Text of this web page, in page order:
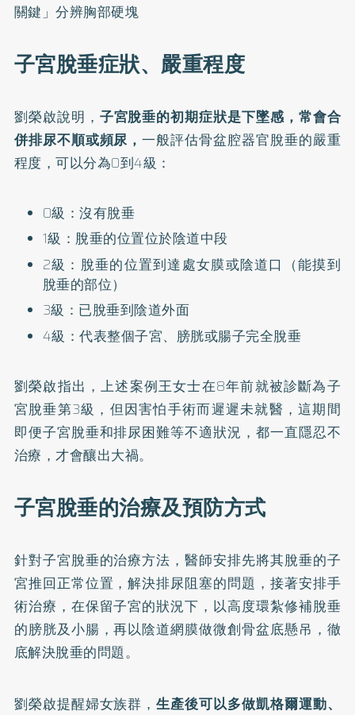
關鍵」分辨胸部硬塊
子宮脫垂症狀、嚴重程度
劉榮啟說明， 子宮脫垂的初期症狀是下墜感，常會合
併排尿不順或頻尿，一般評估骨盆腔器官脫垂的嚴重
程度，可以分為0到4級：
0級：沒有脫垂
1級：脫垂的位置位於陰道中段
2級：脫垂的位置到達處女膜或陰道口（能摸到
脫垂的部位）
3級：已脫垂到陰道外面
4級：代表整個子宮、膀胱或腸子完全脫垂
劉榮啟指出，上述案例王女士在8年前就被診斷為子
宮脫垂第3級，但因害怕手術而遲遲未就醫，這期間
即便子宮脫垂和排尿困難等不適狀況，都一直隱忍不
治療，才會釀出大禍。
子宮脫垂的治療及預防方式
針對子宮脫垂的治療方法，醫師安排先將其脫垂的子
宮推回正常位置，解決排尿阻塞的問題，接著安排手
術治療，在保留子宮的狀況下，以高度環紮修補脫垂
的膀胱及小腸，再以陰道網膜做微創骨盆底懸吊，徹
底解決脫垂的問題。
劉榮啟提醒婦女族群，生產後可以多做凱格爾運動、